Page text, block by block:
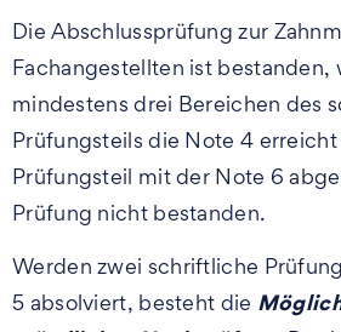
Die Abschlussprüfung zur
Fachangestellten ist bestanden,
mindestens drei Bereichen des
Prüfungsteils die Note 4
Prüfungsteil mit der Note 6
Prüfung nicht bestanden.
Werden zwei schriftliche
5 absolviert, besteht die